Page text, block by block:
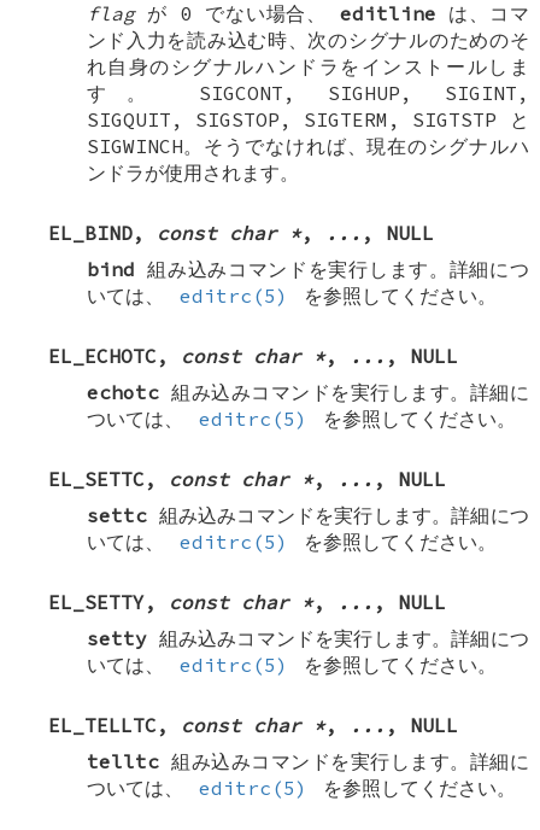
flagが 0 でない場合、 editline は、コマ
ンド入力を読み込む時、次のシグナルのためのそ
れ自身のシグナルハンドラをインストールしま
す。 SIGCONT , SIGHUP , SIGINT ,
SIGQUIT , SIGSTOP , SIGTERM , SIGTSTP と
SIGWINCH。そうでなければ、現在のシグナルハ
ンドラが使用されます。
EL_BIND, const char *, ... , NULL
bind 組み込みコマンドを実行します。詳細につ
いては、
editrc(5) を参照してください。
EL_ECHOTC , const char *, ... , NULL
echotc組み込みコマンドを実行します。詳細に
ついては、
editrc(5) を参照してください。
EL_SETTC , const char *, ... , NULL
settc組み込みコマンドを実行します。詳細につ
いては、
editrc(5) を参照してください。
EL_SETTY, const char *, ... , NULL
setty組み込みコマンドを実行します。詳細につ
いては、
editrc(5) を参照してください。
EL_TELLTC , const char *, ... , NULL
telltc組み込みコマンドを実行します。詳細に
ついては、
editrc(5) を参照してください。